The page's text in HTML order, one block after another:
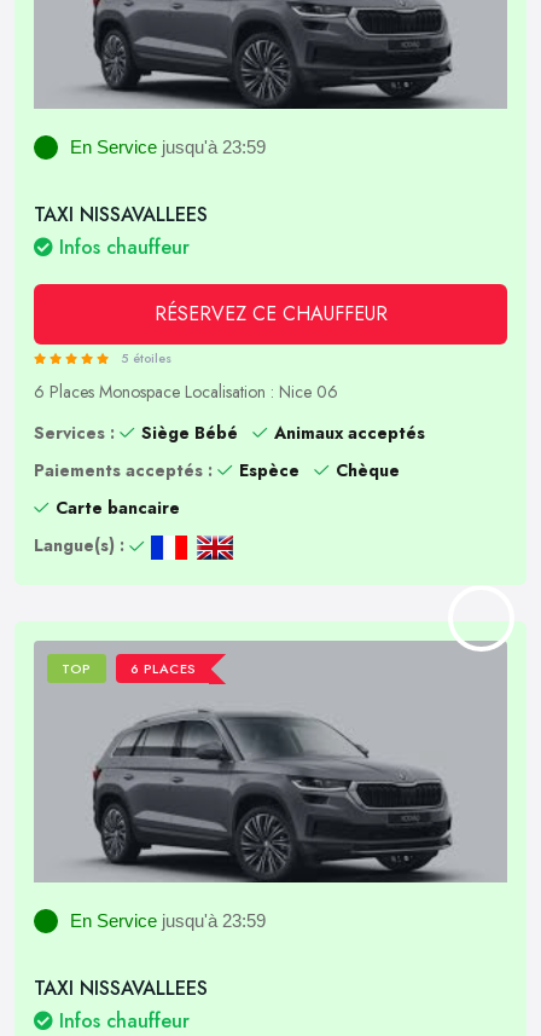
En Service jusqu'à 23:59
TAXI NISSAVALLEES
Infos chauffeur
RÉSERVEZ CE CHAUFFEUR
5 étoiles
6 Places Monospace Localisation : Nice 06
Services :
Siège Bébé
Animaux acceptés
Paiements acceptés :
Espèce
Chèque
Carte bancaire
Langue(s) :
TOP 6 PLACES
En Service jusqu'à 23:59
TAXI NISSAVALLEES
Infos chauffeur